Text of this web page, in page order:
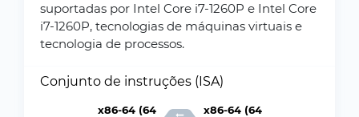
suportadas por Intel Core i7-1260P e Intel Core
i7-1260P, tecnologias de máquinas virtuais e
tecnologia de processos.
Conjunto de instruções (ISA)
x86-64 (64
x86-64 (64